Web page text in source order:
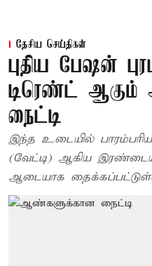
தேசிய செய்திகள்
புதிய பேஷன்
டிரெண்ட்
நைட்டி
இந்த உடையில்
(வேட்டி) ஆகிய
ஆடையாக